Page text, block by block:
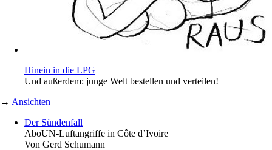
Hinein in die LPG
Und außerdem: junge Welt bestellen und verteilen!
→ Ansichten
Der Sündenfall
AboUN-Luftangriffe in Côte d’Ivoire
Von Gerd Schumann